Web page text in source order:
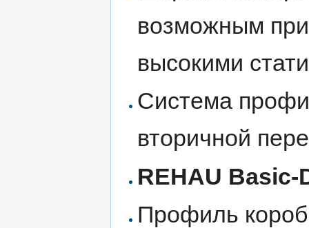
возможным
высокими
Система
вторичной
REHAU
Профиль